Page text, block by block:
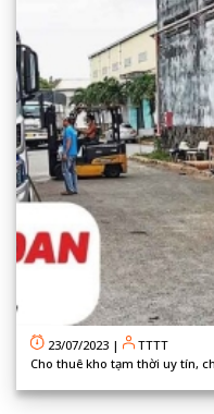
23/07/2023 |
TTTT
Cho thuê kho tạm thời uy tín,